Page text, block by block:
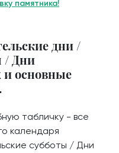
памятника!
дни /
/ Дни
основные
табличку - все
календаря
субботы / Дни